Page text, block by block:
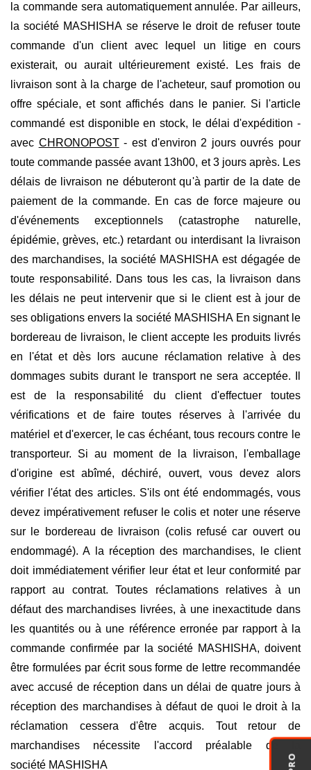
la commande sera automatiquement annulée. Par ailleurs,
la société MASHISHA se réserve le droit de refuser toute
commande d'un client avec lequel un litige en cours
existerait, ou aurait ultérieurement existé. Les frais de
livraison sont à la charge de l'acheteur, sauf promotion ou
offre spéciale, et sont affichés dans le panier. Si l'article
commandé est disponible en stock, le délai d'expédition -
avec CHRONOPOST- est d'environ 2 jours ouvrés pour
toute commande passée avant 13h00, et 3 jours après. Les
délais de livraison ne débuteront qu'à partir de la date de
paiement de la commande. En cas de force majeure ou
d'événements exceptionnels (catastrophe naturelle,
épidémie, grèves, etc.) retardant ou interdisant la livraison
des marchandises, la société MASHISHA est dégagée de
toute responsabilité. Dans tous les cas, la livraison dans
les délais ne peut intervenir que si le client est à jour de
ses obligations envers la société MASHISHA En signant le
bordereau de livraison, le client accepte les produits livrés
en l'état et dès lors aucune réclamation relative à des
dommages subits durant le transport ne sera acceptée. Il
est de la responsabilité du client d'effectuer toutes
vérifications et de faire toutes réserves à l'arrivée du
matériel et d'exercer, le cas échéant, tous recours contre le
transporteur. Si au moment de la livraison, l'emballage
d'origine est abîmé, déchiré, ouvert, vous devez alors
vérifier l'état des articles. S'ils ont été endommagés, vous
devez impérativement refuser le colis et noter une réserve
sur le bordereau de livraison (colis refusé car ouvert ou
endommagé). A la réception des marchandises, le client
doit immédiatement vérifier leur état et leur conformité par
rapport au contrat. Toutes réclamations relatives à un
défaut des marchandises livrées, à une inexactitude dans
les quantités ou à une référence erronée par rapport à la
commande confirmée par la société MASHISHA, doivent
être formulées par écrit sous forme de lettre recommandée
avec accusé de réception dans un délai de quatre jours à
réception des marchandises à défaut de quoi le droit à la
réclamation cessera d'être acquis. Tout retour de
marchandises nécessite l'accord préalable de la
société MASHISHA